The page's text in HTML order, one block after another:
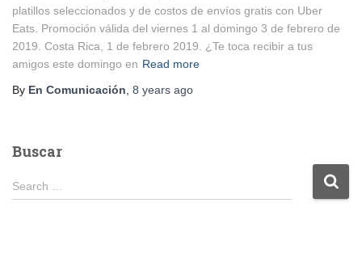
platillos seleccionados y de costos de envíos gratis con Uber
Eats. Promoción válida del viernes 1 al domingo 3 de febrero de
2019. Costa Rica, 1 de febrero 2019. ¿Te toca recibir a tus
amigos este domingo en Read more
By En Comunicación 8 years ago
Buscar
S
e
Search …